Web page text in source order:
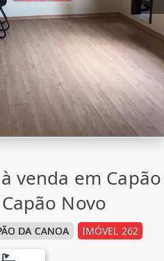
venda em Capão
Novo
DA CANOA IMÓVEL 262